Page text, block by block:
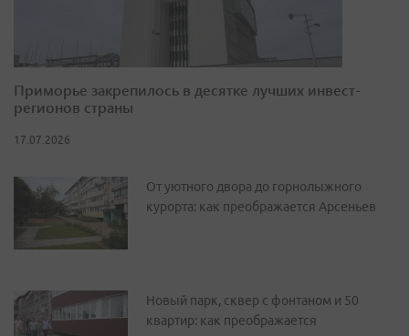
Приморье закрепилось в десятке лучших инвест-
регионов страны
17.07.2026
От уютного двора до горнолыжного
курорта: как преображается Арсеньев
Новый парк, сквер с фонтаном и 50
квартир: как преображается